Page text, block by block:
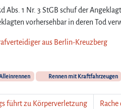
Abs. 1 Nr. 3 StGB schuf der
vorhersehbar in deren Tod
aus Berlin-Kreuzberg
Rennen mit Kraftfahrzeugen
führt zu Körperverletzung